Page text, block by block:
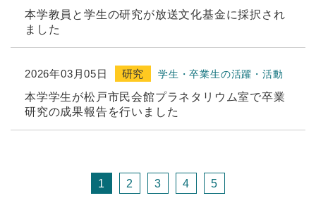
本学教員と学生の研究が放送文化基金に採択され
ました
2026年03月05日 研究 学生・卒業生の活躍・活動
本学学生が松戸市民会館プラネタリウム室で卒業
研究の成果報告を行いました
1 2 3 4 5